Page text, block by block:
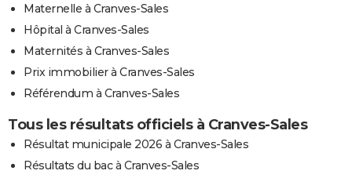
Maternelle à Cranves-Sales
Hôpital à Cranves-Sales
Maternités à Cranves-Sales
Prix immobilier à Cranves-Sales
Référendum à Cranves-Sales
Tous les résultats officiels à Cranves-Sales
Résultat municipale 2026 à Cranves-Sales
Résultats du bac à Cranves-Sales